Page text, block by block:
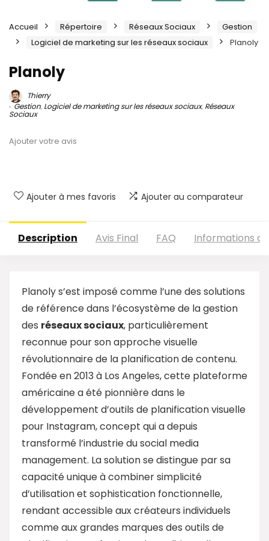
Accueil Répertoire Réseaux Sociaux
Gestion
Logiciel de marketing sur les réseaux sociaux
Planoly
Planoly
Thierry
Gestion, Logiciel de marketing sur les réseaux sociaux, Réseaux
Sociaux
Ajouter votre avis
Ajouter à mes favoris Ajouter au comparateur
Description Avis Final FAQ Informations
Planoly s’est imposé comme l’une des solutions
de référence dans l’écosystème de la gestion
des réseaux sociaux, particulièrement
reconnue pour son approche visuelle
révolutionnaire de la planification de contenu.
Fondée en 2013 à Los Angeles, cette plateforme
américaine a été pionnière dans le
développement d’outils de planification visuelle
pour Instagram, concept qui a depuis
transformé l’industrie du social media
management. La solution se distingue par sa
capacité unique à combiner simplicité
d’utilisation et sophistication fonctionnelle,
rendant accessible aux créateurs individuels
comme aux grandes marques des outils de